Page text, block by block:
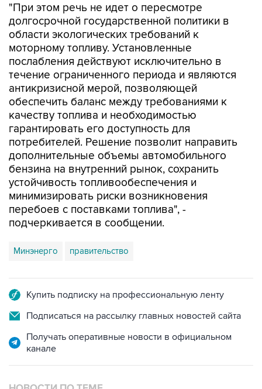
"При этом речь не идет о пересмотре
долгосрочной государственной политики в
области экологических требований к
моторному топливу. Установленные
послабления действуют исключительно в
течение ограниченного периода и являются
антикризисной мерой, позволяющей
обеспечить баланс между требованиями к
качеству топлива и необходимостью
гарантировать его доступность для
потребителей. Решение позволит направить
дополнительные объемы автомобильного
бензина на внутренний рынок, сохранить
устойчивость топливообеспечения и
минимизировать риски возникновения
перебоев с поставками топлива", -
подчеркивается в сообщении.
Минэнерго правительство
Купить подписку на профессиональную ленту
Подписаться на рассылку главных новостей сайта
Получать оперативные новости в официальном
канале